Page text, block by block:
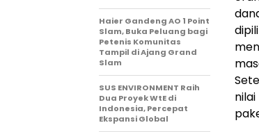
Haier Gandeng AO 1 Point
Slam, Buka Peluang bagi
Petenis Komunitas
Tampil di Ajang Grand
Slam
SUS ENVIRONMENT Raih
Dua Proyek WtE di
Indonesia, Percepat
Ekspansi Global